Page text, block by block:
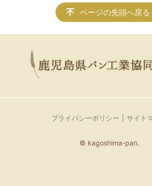
ページの先頭へ戻る
プライバシーポリシー サイト
© kagoshima-pan.